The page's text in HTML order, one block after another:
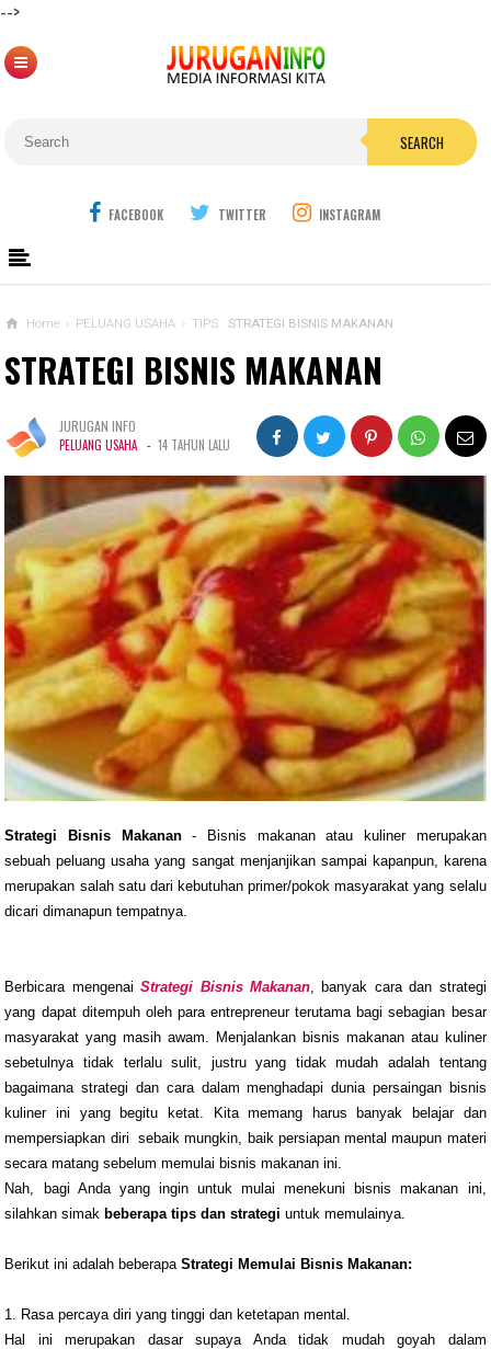
-->
SEARCH
FACEBOOK TWITTER INSTAGRAM
Home › PELUANG USAHA › TIPS STRATEGI BISNIS MAKANAN
STRATEGI BISNIS MAKANAN
JURUGAN INFO
PELUANG USAHA - 14 TAHUN LALU
Strategi Bisnis Makanan- Bisnis makanan atau kuliner merupakan
sebuah peluang usaha yang sangat menjanjikan sampai kapanpun, karena
merupakan salah satu dari kebutuhan primer/pokok masyarakat yang selalu
dicari dimanapun tempatnya.
Berbicara mengenaiStrategi Bisnis Makanan , banyak cara dan strategi
yang dapat ditempuh oleh para entrepreneur terutama bagi sebagian besar
masyarakat yang masih awam. Menjalankan bisnis makanan atau kuliner
sebetulnya tidak terlalu sulit, justru yang tidak mudah adalah tentang
bagaimana strategi dan cara dalam menghadapi dunia persaingan bisnis
kuliner ini yang begitu ketat. Kita memang harus banyak belajar dan
mempersiapkan diri sebaik mungkin, baik persiapan mental maupun materi
secara matang sebelum memulai bisnis makanan ini.
Nah, bagi Anda yang ingin untuk mulai menekuni bisnis makanan ini,
silahkan simak beberapa tips dan strategi untuk memulainya.
Berikut ini adalah beberapa Strategi Memulai Bisnis Makanan:
1. Rasa percaya diri yang tinggi dan ketetapan mental.
Hal
ini merupakan dasar
supaya Anda tidak mudah goyah dalam